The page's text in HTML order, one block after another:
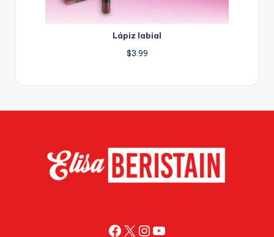
Lápiz labial
$3.99
Facebook
X Instagram
YouTube